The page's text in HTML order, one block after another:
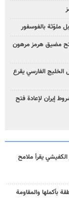
ملوّثة بالفوسفور
مضيق هرمز مرهون
الخليج الفارسي يقرع
إيران لإعادة فتح
يقرأ ملامح
بأكملها والمقاومة